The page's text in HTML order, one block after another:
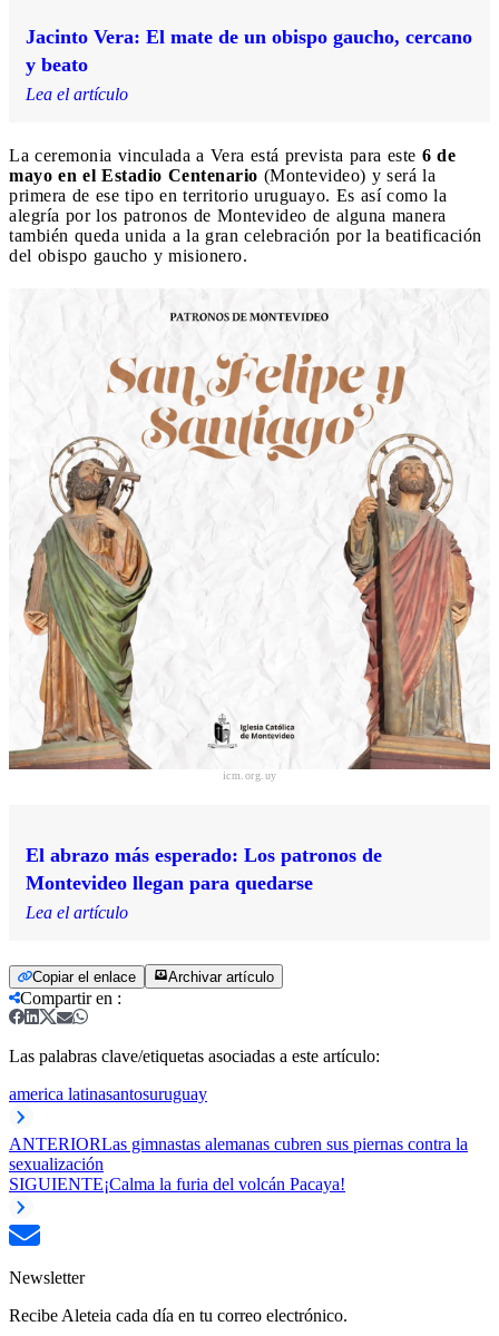
Jacinto Vera: El mate de un obispo gaucho, cercano
y beato
Lea el artículo
La ceremonia vinculada a Vera está prevista para este 6 de
mayo en el Estadio Centenario (Montevideo) y será la
primera de ese tipo en territorio uruguayo. Es así como la
alegría por los patronos de Montevideo de alguna manera
también queda unida a la gran celebración por la beatificación
del obispo gaucho y misionero.
icm.org.uy
El abrazo más esperado: Los patronos de
Montevideo llegan para quedarse
Lea el artículo
Copiar el enlace Archivar artículo
Compartir en :
Las palabras clave/etiquetas asociadas a este artículo:
america latinasantosuruguay
ANTERIORLas gimnastas alemanas cubren sus piernas contra la
sexualización
SIGUIENTE¡Calma la furia del volcán Pacaya!
Newsletter
Recibe Aleteia cada día en tu correo electrónico.